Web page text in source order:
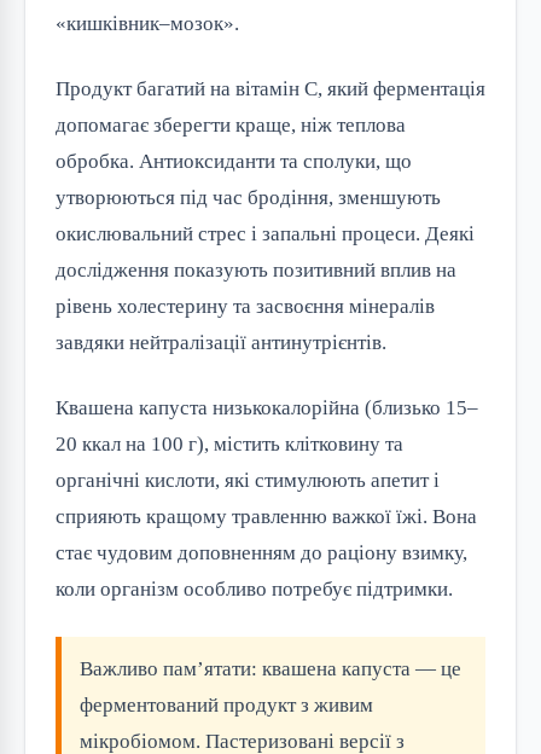
«кишківник–мозок».
Продукт багатий на вітамін C, який ферментація
допомагає зберегти краще, ніж теплова
обробка. Антиоксиданти та сполуки, що
утворюються під час бродіння, зменшують
окислювальний стрес і запальні процеси. Деякі
дослідження показують позитивний вплив на
рівень холестерину та засвоєння мінералів
завдяки нейтралізації антинутрієнтів.
Квашена капуста низькокалорійна (близько 15–
20 ккал на 100 г), містить клітковину та
органічні кислоти, які стимулюють апетит і
сприяють кращому травленню важкої їжі. Вона
стає чудовим доповненням до раціону взимку,
коли організм особливо потребує підтримки.
Важливо пам’ятати: квашена капуста — це
ферментований продукт з живим
мікробіомом. Пастеризовані версії з